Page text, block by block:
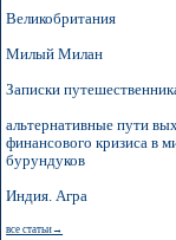
Великобритания
Милый Милан
Записки
альтернативные пути
финансового кризиса в
бурундуков
Индия. Агра
все статьи→